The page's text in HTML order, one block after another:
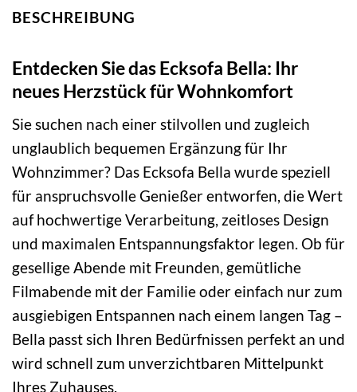
BESCHREIBUNG
Entdecken Sie das Ecksofa Bella: Ihr
neues Herzstück für Wohnkomfort
Sie suchen nach einer stilvollen und zugleich
unglaublich bequemen Ergänzung für Ihr
Wohnzimmer? Das Ecksofa Bella wurde speziell
für anspruchsvolle Genießer entworfen, die Wert
auf hochwertige Verarbeitung, zeitloses Design
und maximalen Entspannungsfaktor legen. Ob für
gesellige Abende mit Freunden, gemütliche
Filmabende mit der Familie oder einfach nur zum
ausgiebigen Entspannen nach einem langen Tag –
Bella passt sich Ihren Bedürfnissen perfekt an und
wird schnell zum unverzichtbaren Mittelpunkt
Ihres Zuhauses.